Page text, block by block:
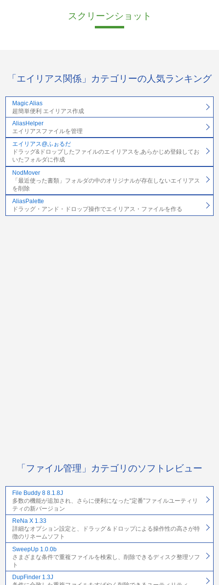
スクリーンショット
「エイリアス関係」カテゴリーの人気ランキング
Magic Alias
超簡単便利 エイリアス作成
AliasHelper
エイリアスファイルを管理
エイリアス@ふぉるだ
ドラッグ&ドロップしたファイルのエイリアスを,あらかじめ登録してお
いたフォルダに作成
NodMover
「最近使った書類」フォルダの中のオリジナルが存在しないエイリアス
を削除
AliasPalette
ドラッグ・アンド・ドロップ操作でエイリアス・ファイルを作る
「ファイル管理」カテゴリのソフトレビュー
File Buddy 8 8.1.8J
多数の機能が追加され、さらに便利になった“定番”ファイルユーティリ
ティの新バージョン
ReNa X 1.33
詳細なオプション設定と、ドラッグ＆ドロップによる操作性の高さが特
徴のリネームソフト
SweepUp 1.0.0b
さまざまな条件で重複ファイルを検索し、削除できるディスク整理ソフ
ト
DupFinder 1.3J